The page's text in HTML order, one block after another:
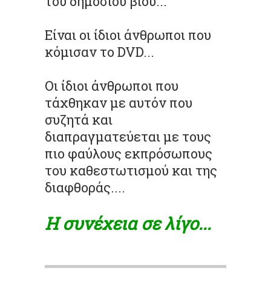
Είναι οι ίδιοι άνθρωποι που
κόμισαν το DVD...
Οι ίδιοι άνθρωποι που
τάχθηκαν με αυτόν που
συζητά και
διαπραγματεύεται με τους
πιο φαύλους εκπρόσωπους
του καθεστωτισμού και της
διαφθοράς....
Η συνέχεια σε λίγο...